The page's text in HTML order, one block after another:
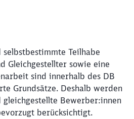
selbstbestimmte Teilhabe
Gleichgestellter sowie eine
sind innerhalb des DB
Grundsätze. Deshalb werden
Bewerber:innen
berücksichtigt.